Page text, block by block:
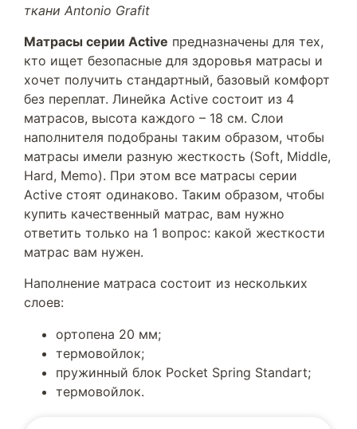
ткани Antonio Grafit
Матрасы серии Active предназначены для тех,
кто ищет безопасные для здоровья матрасы и
хочет получить стандартный, базовый комфорт
без переплат. Линейка Active состоит из 4
матрасов, высота каждого – 18 см. Слои
наполнителя подобраны таким образом, чтобы
матрасы имели разную жесткость (Soft, Middle,
Hard, Memo). При этом все матрасы серии
Active стоят одинаково. Таким образом, чтобы
купить качественный матрас, вам нужно
ответить только на 1 вопрос: какой жесткости
матрас вам нужен.
Наполнение матраса состоит из нескольких
слоев:
ортопена 20 мм;
термовойлок;
пружинный блок Pocket Spring Standart;
термовойлок.